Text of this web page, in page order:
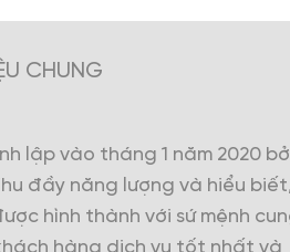
CHUNG
lập vào tháng 1 năm 2020
đầy năng lượng và hiểu
hình thành với sứ mệnh
hàng dịch vụ tốt nhất và